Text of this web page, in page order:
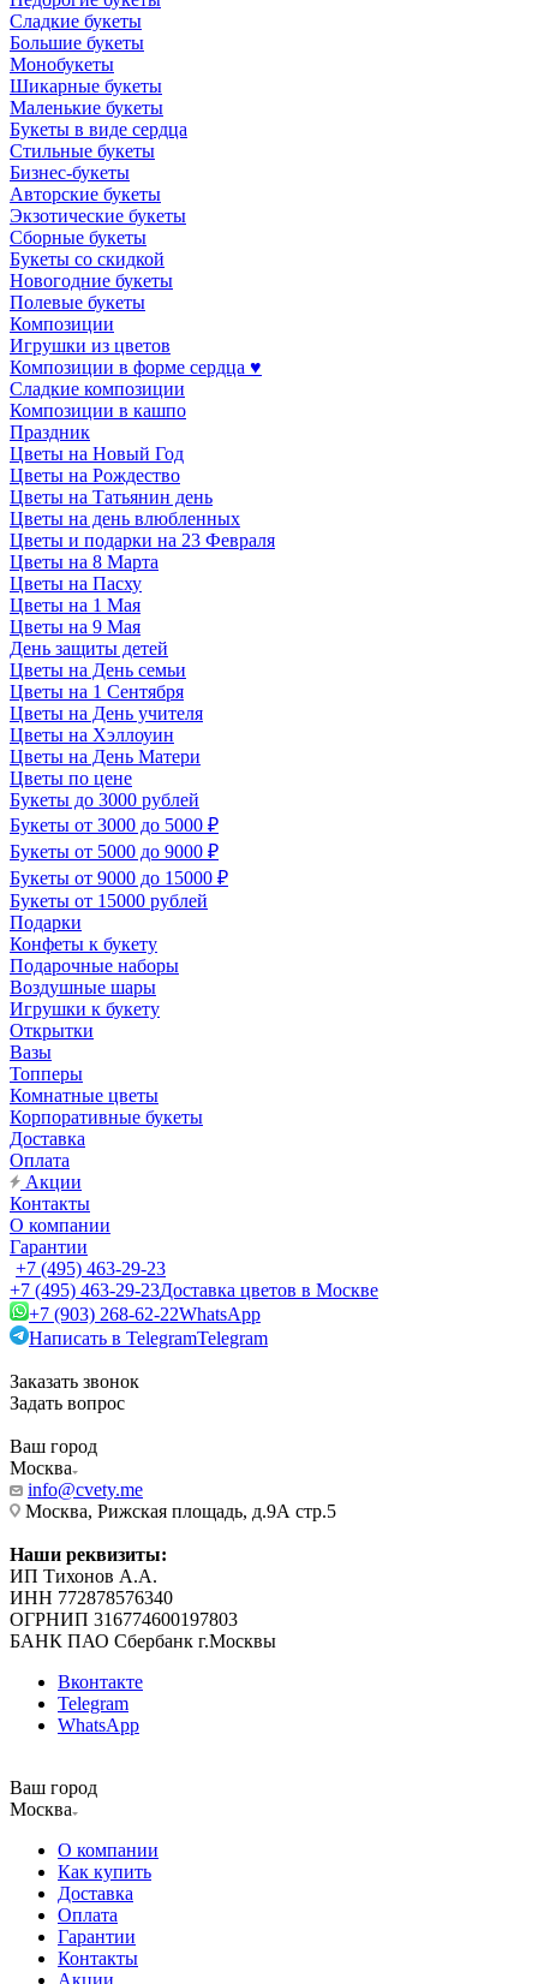
Сладкие букеты
Большие букеты
Монобукеты
Шикарные букеты
Маленькие букеты
Букеты в виде сердца
Стильные букеты
Бизнес-букеты
Авторские букеты
Экзотические букеты
Сборные букеты
Букеты со скидкой
Новогодние букеты
Полевые букеты
Композиции
Игрушки из цветов
Композиции в форме сердца ♥
Сладкие композиции
Композиции в кашпо
Праздник
Цветы на Новый Год
Цветы на Рождество
Цветы на Татьянин день
Цветы на день влюбленных
Цветы и подарки на 23 Февраля
Цветы на 8 Марта
Цветы на Пасху
Цветы на 1 Мая
Цветы на 9 Мая
День защиты детей
Цветы на День семьи
Цветы на 1 Сентября
Цветы на День учителя
Цветы на Хэллоуин
Цветы на День Матери
Цветы по цене
Букеты до 3000 рублей
Букеты от 3000 до 5000 ₽
Букеты от 5000 до 9000 ₽
Букеты от 9000 до 15000 ₽
Букеты от 15000 рублей
Подарки
Конфеты к букету
Подарочные наборы
Воздушные шары
Игрушки к букету
Открытки
Вазы
Топперы
Комнатные цветы
Корпоративные букеты
Доставка
Оплата
Акции
Контакты
О компании
Гарантии
+7 (495) 463-29-23
+7 (495) 463-29-23Доставка цветов в Москве
+7 (903) 268-62-22WhatsApp
Написать в TelegramTelegram
Заказать звонок
Задать вопрос
Ваш город
Москва
info@cvety.me
Москва, Рижская площадь, д.9А стр.5
Наши реквизиты:
ИП Тихонов А.А.
ИНН 772878576340
ОГРНИП 316774600197803
БАНК ПАО Сбербанк г.Москвы
Вконтакте
Telegram
WhatsApp
Ваш город
Москва
О компании
Как купить
Доставка
Оплата
Гарантии
Контакты
Акции